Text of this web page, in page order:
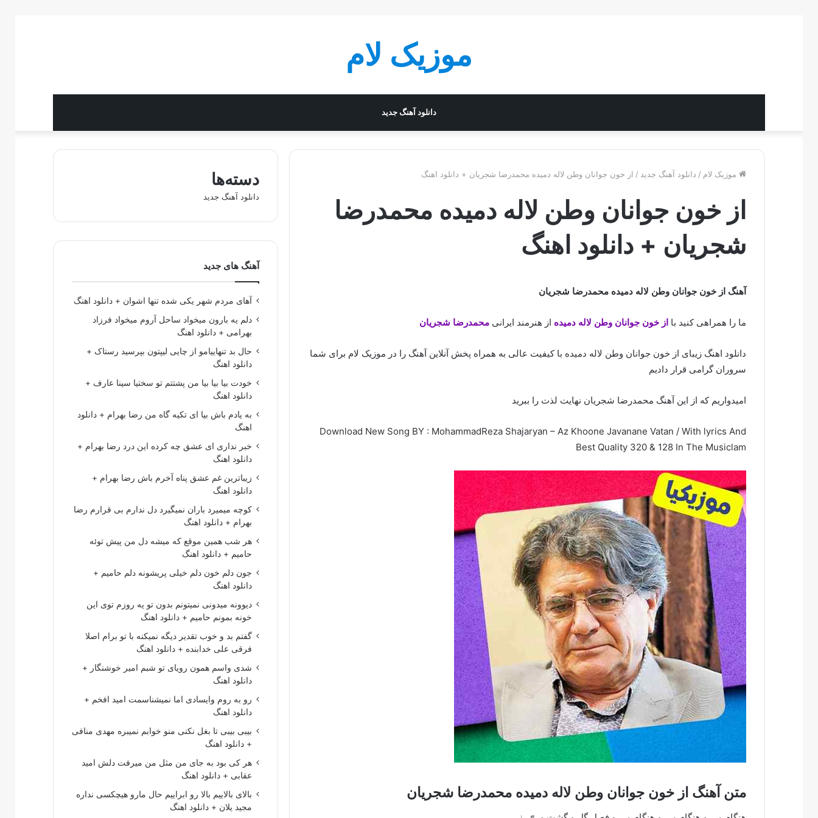
موزیک لام
دانلود آهنگ جدید
موزیک لام / دانلود آهنگ جدید / از خون جوانان وطن لاله دمیده محمدرضا شجریان + دانلود اهنگ
از خون جوانان وطن لاله دمیده محمدرضا
شجریان + دانلود اهنگ
آهنگ از خون جوانان وطن لاله دمیده محمدرضا شجریان
ما را همراهی کنید با از خون جوانان وطن لاله دمیده از هنرمند ایرانی محمدرضا شجریان
دانلود اهنگ زیبای از خون جوانان وطن لاله دمیده با کیفیت عالی به همراه پخش آنلاین آهنگ را در موزیک لام برای شما
سروران گرامی قرار دادیم
امیدواریم که از این آهنگ محمدرضا شجریان نهایت لذت را ببرید
Download New Song BY : MohammadReza Shajaryan – Az Khoone Javanane Vatan / With lyrics And
Best Quality 320 & 128 In The Musiclam
متن آهنگ از خون جوانان وطن لاله دمیده محمدرضا شجریان
دسته‌ها
دانلود آهنگ جدید
آهنگ های جدید
آهای مردم شهر یکی شده تنها اشوان + دانلود اهنگ
دلم یه بارون میخواد ساحل آروم میخواد فرزاد
بهرامی + دانلود اهنگ
حال بد تنهاییامو از چایی لیپتون بپرسید رستاک +
دانلود اهنگ
خودت بیا بیا بیا من پشتتم تو سختیا سینا عارف +
دانلود اهنگ
به یادم باش بیا ای تکیه گاه من رضا بهرام + دانلود
اهنگ
خبر نداری ای عشق چه کرده این درد رضا بهرام +
دانلود اهنگ
زیباترین غم عشق پناه آخرم باش رضا بهرام +
دانلود اهنگ
کوچه میمیرد باران نمیگیرد دل ندارم بی قرارم رضا
بهرام + دانلود اهنگ
هر شب همین موقع که میشه دل من پیش توئه
حامیم + دانلود اهنگ
جون دلم خون دلم خیلی پریشونه دلم حامیم +
دانلود اهنگ
دیوونه میدونی نمیتونم بدون تو یه روزم توی این
خونه بمونم حامیم + دانلود اهنگ
گفتم بد و خوب تقدیر دیگه نمیکنه با تو برام اصلا
فرقی علی خدابنده + دانلود اهنگ
شدی واسم همون رویای تو شبم امیر خوشنگار +
دانلود اهنگ
رو به روم وایسادی اما نمیشناسمت امید افخم +
دانلود اهنگ
بیبی بیبی تا بغل نکنی منو خوابم نمیبره مهدی منافی
+ دانلود اهنگ
هر کی بود به جای من مثل من میرفت دلش امید
عقابی + دانلود اهنگ
بالای بالاییم بالا رو ابراییم حال مارو هیچکسی نداره
مجید یلان + دانلود اهنگ